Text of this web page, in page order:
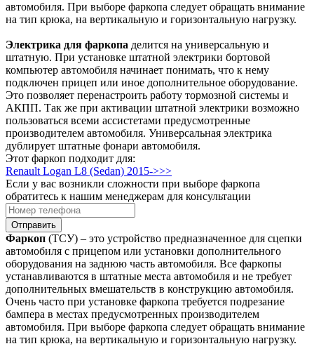
автомобиля. При выборе фаркопа следует обращать внимание
на тип крюка, на вертикальную и горизонтальную нагрузку.
Электрика для фаркопа делится на универсальную и
штатную. При установке штатной электрики бортовой
компьютер автомобиля начинает понимать, что к нему
подключен прицеп или иное дополнительное оборудование.
Это позволяет перенастроить работу тормозной системы и
АКПП. Так же при активации штатной электрики возможно
пользоваться всеми ассистетами предусмотренные
производителем автомобиля. Универсальная электрика
дублирует штатные фонари автомобиля.
Этот фаркоп подходит для:
Renault Logan L8 (Sedan) 2015->>>
Если у вас возникли сложности при выборе фаркопа
обратитесь к нашим менеджерам для консультации
Отправить
Фаркоп (ТСУ) – это устройство предназначенное для сцепки
автомобиля с прицепом или установки дополнительного
оборудования на заднюю часть автомобиля. Все фаркопы
устанавливаются в штатные места автомобиля и не требует
дополнительных вмешательств в конструкцию автомобиля.
Очень часто при установке фаркопа требуется подрезание
бампера в местах предусмотренных производителем
автомобиля. При выборе фаркопа следует обращать внимание
на тип крюка, на вертикальную и горизонтальную нагрузку.